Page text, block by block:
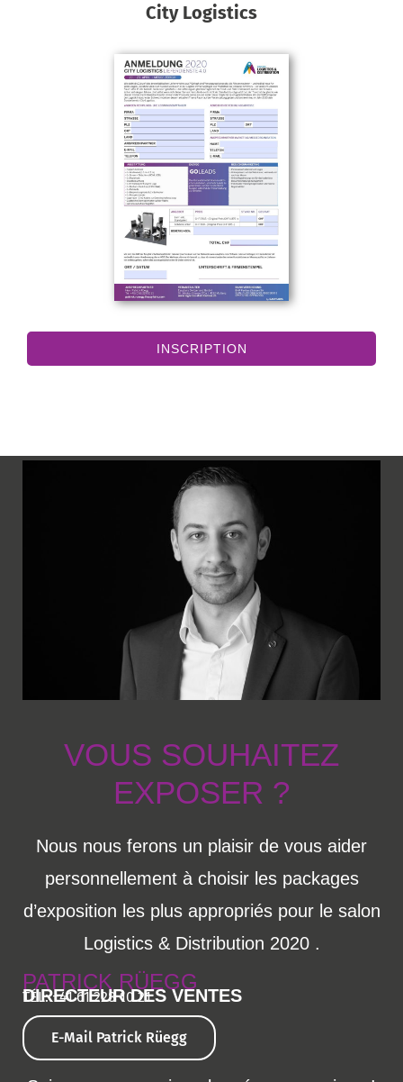
City Logistics
INSCRIPTION
VOUS SOUHAITEZ
EXPOSER ?
Nous nous ferons un plaisir de vous aider
personnellement à choisir les packages
d’exposition les plus appropriés pour le salon
Logistics & Distribution 2020 .
PATRICK RÜEGG
DIRECTEUR DES VENTES
TÉL: +41 61 228 10 21
E-Mail Patrick Rüegg